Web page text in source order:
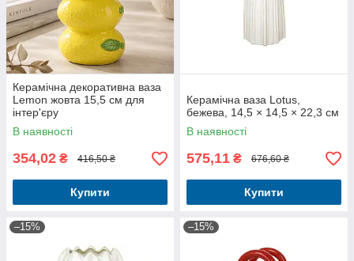
Керамічна декоративна ваза
Lemon жовта 15,5 см для
інтер'єру
В наявності
354,02 ₴ 416,50 ₴
Купити
Керамічна ваза Lotus,
бежева, 14,5 × 14,5 × 22,3 см
В наявності
575,11 ₴ 676,60 ₴
Купити
–15% –15%